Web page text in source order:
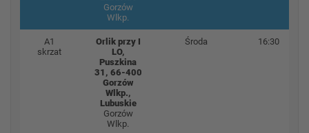
Gorzów
Wlkp.
A1
skrzat
Orlik przy I
LO,
Puszkina
31, 66-400
Gorzów
Wlkp.,
Lubuskie
Gorzów
Wlkp.
Środa 16:30